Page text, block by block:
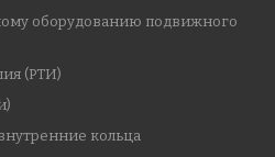
оборудованию подвижного
(РТИ)
кольца